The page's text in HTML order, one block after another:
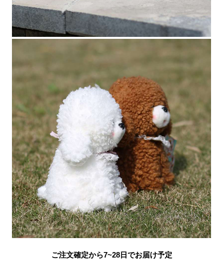
ご注文確定から7~28日でお届け予定